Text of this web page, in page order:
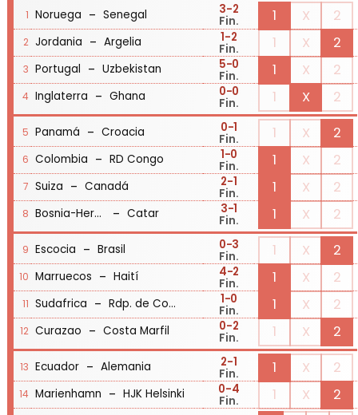
1 Noruega - Senegal 3-2
Fin. 1 X 2
2 Jordania - Argelia 1-2
Fin. 1 X 2
3 Portugal - Uzbekistan 5-0
Fin. 1 X 2
4 Inglaterra - Ghana 0-0
Fin. 1 X 2
5 Panamá - Croacia 0-1
Fin. 1 X 2
6 Colombia - RD Congo 1-0
Fin. 1 X 2
7 Suiza - Canadá 2-1
Fin. 1 X 2
8 Bosnia-Herzegovina - Catar 3-1
Fin. 1 X 2
9 Escocia - Brasil 0-3
Fin. 1 X 2
10 Marruecos - Haití 4-2
Fin. 1 X 2
11 Sudafrica - Rdp. de Corea 1-0
Fin. 1 X 2
12 Curazao - Costa Marfil 0-2
Fin. 1 X 2
13 Ecuador - Alemania 2-1
Fin. 1 X 2
14 Marienhamn - HJK Helsinki 0-4
Fin. 1 X 2